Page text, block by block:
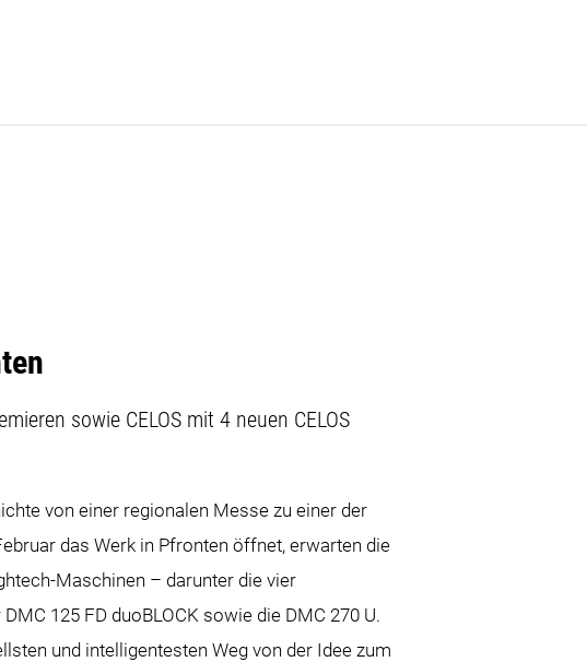
sowie CELOS mit 4 neuen CELOS
von einer regionalen Messe zu einer der
das Werk in Pfronten öffnet, erwarten die
Maschinen – darunter die vier
125 FD duoBLOCK sowie die DMC 270 U.
und intelligentesten Weg von der Idee zum